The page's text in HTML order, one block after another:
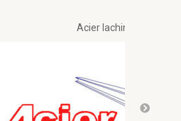
Acier lachine